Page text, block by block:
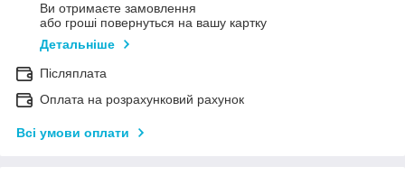
Ви отримаєте замовлення
або гроші повернуться на вашу картку
Детальніше
Післяплата
Оплата на розрахунковий рахунок
Всі умови оплати